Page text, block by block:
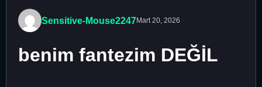
Sensitive-Mouse2247Mart 20, 2026
benim fantezim DEĞİL